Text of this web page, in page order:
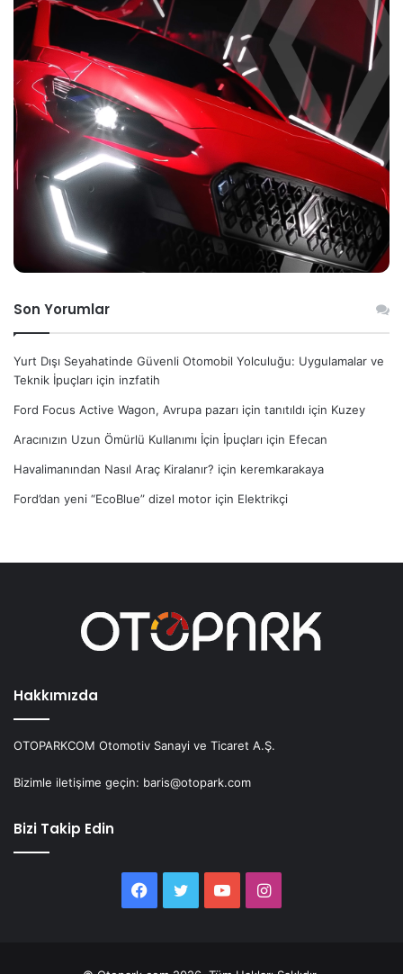
Son Yorumlar
Yurt Dışı Seyahatinde Güvenli Otomobil Yolculuğu: Uygulamalar ve
Teknik İpuçları için inzfatih
Ford Focus Active Wagon, Avrupa pazarı için tanıtıldı için Kuzey
Aracınızın Uzun Ömürlü Kullanımı İçin İpuçları için Efecan
Havalimanından Nasıl Araç Kiralanır? için keremkarakaya
Ford’dan yeni “EcoBlue” dizel motor için Elektrikçi
Hakkımızda
OTOPARKCOM Otomotiv Sanayi ve Ticaret A.Ş.
Bizimle iletişime geçin: baris@otopark.com
Bizi Takip Edin
Facebook
Twitter YouTubeInstagram